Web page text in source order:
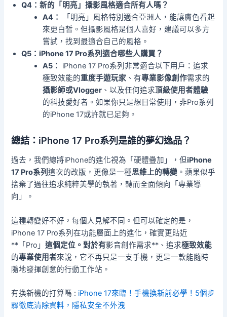
Q4：新的「明亮」攝影風格適合所有人嗎？
A4：
「明亮」風格特別適合亞洲人，能讓膚色看起
來更白皙。但攝影風格是個人喜好，建議可以多方
嘗試，找到最適合自己的風格。
Q5：iPhone 17 Pro系列適合哪些人購買？
A5：
iPhone 17 Pro系列非常適合以下用戶：追求
極致效能的重度手遊玩家 、有專業影像創作需求的
攝影師或Vlogger 、以及任何追求頂級使用者體驗
的科技愛好者。如果你只是想日常使用，非Pro系列
的iPhone 17或許就已足夠。
總結：iPhone 17 Pro系列是誰的夢幻逸品？
過去，我們總將iPhone的進化視為「硬體疊加」，但iPhone
17 Pro系列這次的改版，更像是一種思維上的轉變 。蘋果似乎
捨棄了過往追求純粹美學的執著，轉而全面傾向「專業導
向」。
這種轉變好不好，每個人見解不同。但可以確定的是，
iPhone 17 Pro系列在功能層面上的進化，確實更貼近
**「Pro」這個定位。對於有影音創作需求**、追求極致效能
的專業使用者來說，它不再只是一支手機，更是一款能隨時
隨地發揮創意的行動工作站。
有換新機的打算嗎 : iPhone 17來臨！手機換新前必學！5個步
驟徹底清除資料，隱私安全不外洩